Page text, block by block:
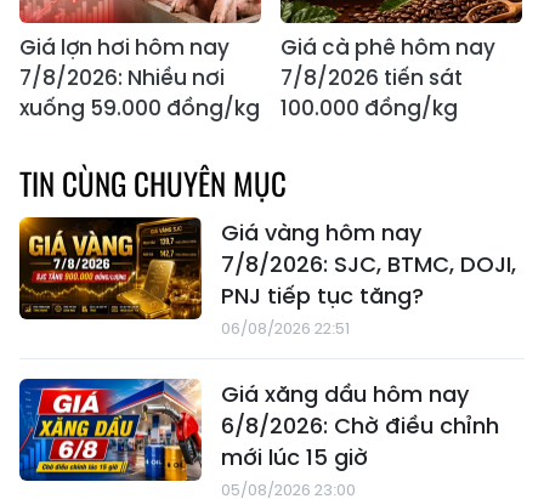
Giá lợn hơi hôm nay
7/8/2026: Nhiều nơi
xuống 59.000 đồng/kg
Giá cà phê hôm nay
7/8/2026 tiến sát
100.000 đồng/kg
TIN CÙNG CHUYÊN MỤC
Giá vàng hôm nay
7/8/2026: SJC, BTMC, DOJI,
PNJ tiếp tục tăng?
06/08/2026 22:51
Giá xăng dầu hôm nay
6/8/2026: Chờ điều chỉnh
mới lúc 15 giờ
05/08/2026 23:00